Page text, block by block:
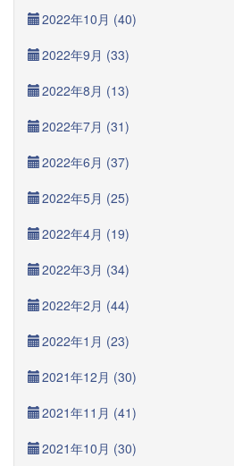
2022年10月 (40)
2022年9月 (33)
2022年8月 (13)
2022年7月 (31)
2022年6月 (37)
2022年5月 (25)
2022年4月 (19)
2022年3月 (34)
2022年2月 (44)
2022年1月 (23)
2021年12月 (30)
2021年11月 (41)
2021年10月 (30)